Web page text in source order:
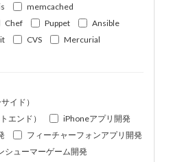
memcached
Chef Puppet
Ansible
CVS
Mercurial
イド）
エンド）
iPhoneアプリ開発
フィーチャーフォンアプリ開発
シューマーゲーム開発